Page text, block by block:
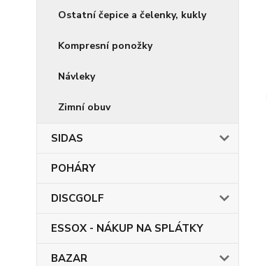
Ostatní čepice a čelenky, kukly
Kompresní ponožky
Návleky
Zimní obuv
SIDAS
POHÁRY
DISCGOLF
ESSOX - NÁKUP NA SPLÁTKY
BAZAR